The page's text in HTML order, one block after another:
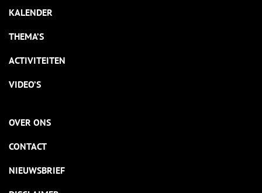
KALENDER
THEMA’S
ACTIVITEITEN
VIDEO’S
OVER ONS
CONTACT
NIEUWSBRIEF